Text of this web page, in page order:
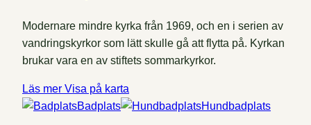
Modernare mindre kyrka från 1969, och en i serien av
vandringskyrkor som lätt skulle gå att flytta på. Kyrkan
brukar vara en av stiftets sommarkyrkor.
Läs mer Visa på karta
Badplats
Hundbadplats